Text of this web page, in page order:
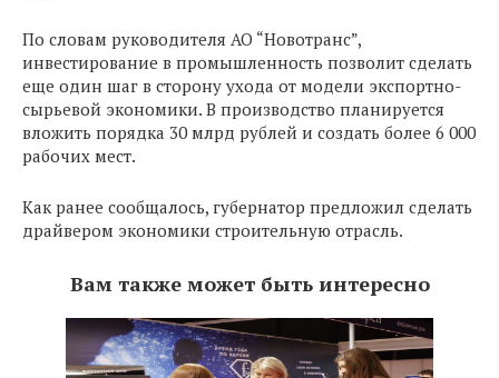
По словам руководителя АО “Новотранс”,
инвестирование в промышленность позволит сделать
еще один шаг в сторону ухода от модели экспортно-
сырьевой экономики. В производство планируется
вложить порядка 30 млрд рублей и создать более 6 000
рабочих мест.
Как ранее сообщалось, губернатор предложил сделать
драйвером экономики строительную отрасль.
Вам также может быть интересно